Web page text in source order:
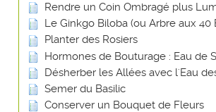
Rendre un Coin Ombragé plus
Le Ginkgo Biloba (ou Arbre aux 40
Planter des Rosiers
Hormones de Bouturage : Eau de
Désherber les Allées avec l'Eau
Semer du Basilic
Conserver un Bouquet de Fleurs